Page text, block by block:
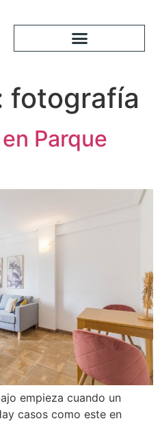
fotografía
Parque
empieza cuando un
casos como este en